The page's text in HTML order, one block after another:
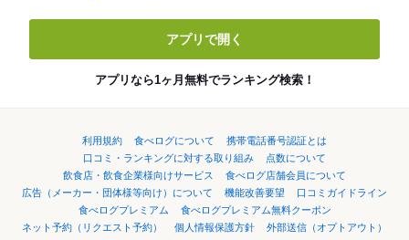
アプリで開く
アプリなら1ヶ月無料でランキング検索！
利用規約 食べログについて
携帯電話番号認証とは
口コミ・ランキングに対する取り組み
点数について
飲食店・飲食企業様向けサービス
食べログ店舗会員について
広告（メーカー・団体様等向け）について
機能改善要望
口コミガイドライン
食べログプレミアム
食べログプレミアム無料クーポン
ネット予約（リクエスト予約）
個人情報保護方針
外部送信（オプトアウト）